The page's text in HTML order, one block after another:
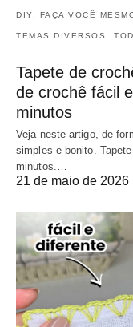
DIY, FAÇA VOCÊ
TEMAS DIVERSOS
Tapete de
de crochê fácil
minutos
Veja neste artigo, de
simples e bonito.
minutos.…
21 de maio de 2026